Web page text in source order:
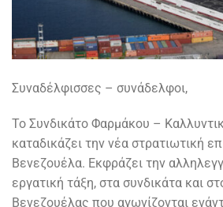
Συναδέλφισσες – συνάδελφοι,
Το Συνδικάτο Φαρμάκου –
καταδικάζει την νέα στρατιωτική
Βενεζουέλα. Εκφράζει την
εργατική τάξη, στα συνδικάτα και
Βενεζουέλας που αγωνίζονται